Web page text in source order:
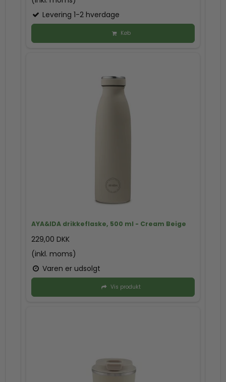
Levering 1-2 hverdage
Køb
AYA&IDA drikkeflaske, 500 ml - Cream Beige
229,00 DKK
(inkl. moms)
Varen er udsolgt
Vis produkt